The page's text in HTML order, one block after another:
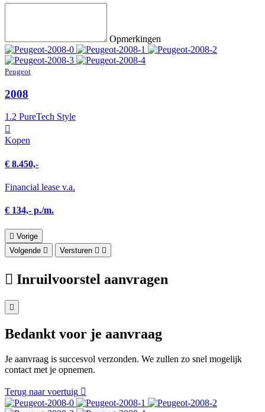
Opmerkingen
Peugeot
2008
1.2 PureTech Style
Kopen
€ 8.450,-
Financial lease v.a.
€ 134,- p./m.
Vorige
Volgende
Versturen
Inruilvoorstel aanvragen
Bedankt voor je aanvraag
Je aanvraag is succesvol verzonden. We zullen zo snel mogelijk
contact met je opnemen.
Terug naar voertuig